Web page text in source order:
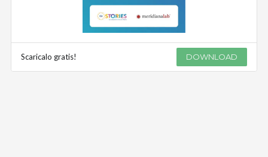
Scaricalo gratis! DOWNLOAD